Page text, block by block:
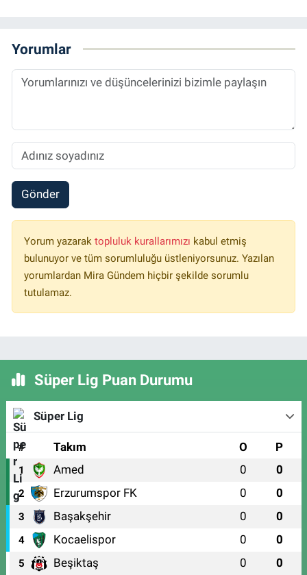
Yorumlar
Gönder
Yorum yazarak topluluk kurallarımızı kabul etmiş
bulunuyor ve tüm sorumluluğu üstleniyorsunuz. Yazılan
yorumlardan Mira Gündem hiçbir şekilde sorumlu
tutulamaz.
Süper Lig Puan Durumu
Süper Lig
# Takım O P
1 Amed 0 0
2 Erzurumspor FK 0 0
3 Başakşehir 0 0
4 Kocaelispor 0 0
5 Beşiktaş 0 0